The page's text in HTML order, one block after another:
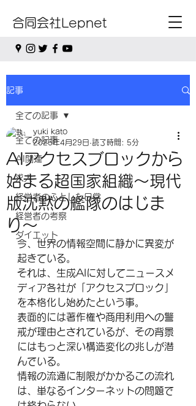
合同会社Lepnet
記事
全ての記事
AI関連
求人
経営者のふとした日常
経営者の考察
ダイエット
全ての記事
AIアクセスブロックから
始まる超国家組織〜現代
版沈黙の艦隊のはじま
り〜
yuki kato
2025年4月29日 読了時間: 5分
今、世界の情報空間に静かに異変が
起きている。
それは、生成AIに対してニュースメ
ディア各社が「アクセスブロック」
を本格化し始めたという事。
表面的には著作権や商用利用への警
戒が理由とされているが、その背景
にはもっと深い構造変化の兆しが潜
んでいる。
情報の流通に制限がかかるこの流れ
は、単なるインターネットの問題で